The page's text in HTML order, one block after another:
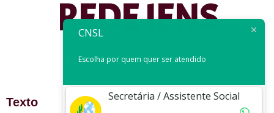
REDE IENS
Texto
CNSL
Escolha por quem quer ser atendido
Secretária / Assistente Social